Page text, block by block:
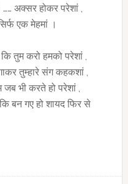
अक्सर होकर परेशां ,
एक मेहमां ।
तुम करो हमको परेशां ,
तुम्हारे संग कहकशां ,
भी करते हो परेशां ,
बन गए हो शायद फिर से